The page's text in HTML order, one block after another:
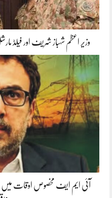
وزیر اعظم شہباز شریف اور فیلڈ
آئی ایم ایف مخصوص اوقات میں